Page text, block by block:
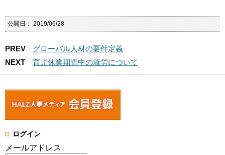
公開日： 2019/06/28
PREV
グローバル人材の要件定義
NEXT
育児休業期間中の就労について
ログイン
メールアドレス